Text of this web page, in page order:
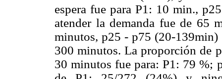
espera fue para P1: 10 min.,
atender la demanda fue de 65
minutos, p25 - p75 (20-
300 minutos. La proporción de
30 minutos fue para: P1: 79 %;